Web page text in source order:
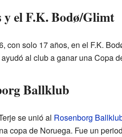
y el F.K. Bodø/Glimt
con solo 17 años, en el F.K.
al club a ganar una Copa
Ballklub
se unió al Rosenborg
copa de Noruega. Fue un